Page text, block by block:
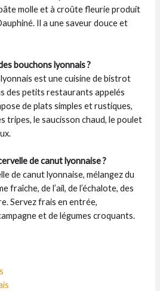
molle et à croûte fleurie produit
Il a une saveur douce et
bouchons lyonnais ?
est une cuisine de bistrot
des petits restaurants appelés
de plats simples et rustiques,
tripes, le saucisson chaud, le poulet
de canut lyonnaise ?
de canut lyonnaise, mélangez du
fraîche, de l’ail, de l’échalote, des
Servez frais en entrée,
et de légumes croquants.